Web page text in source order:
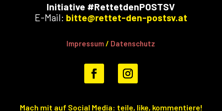
Initiative #RettetdenPOSTSV
E-Mail: bitte@rettet-den-postsv.at
Impressum/ Datenschutz
Mach mit auf Social Media: teile, like, kommentiere!